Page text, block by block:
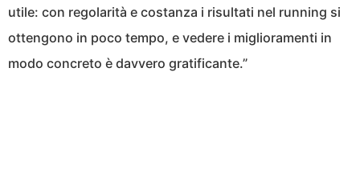
utile: con regolarità e costanza i risultati nel running si
ottengono in poco tempo, e vedere i miglioramenti in
modo concreto è davvero gratificante.”